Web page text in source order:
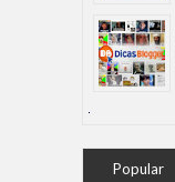
Popular